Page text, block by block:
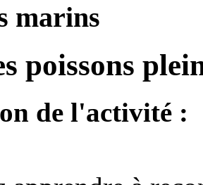
marins
poissons
de l'activité :